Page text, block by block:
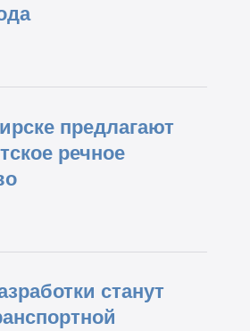
предлагают
речное
станут